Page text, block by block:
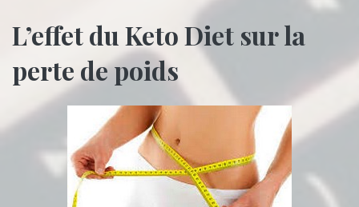
L’effet du Keto Diet sur la
perte de poids